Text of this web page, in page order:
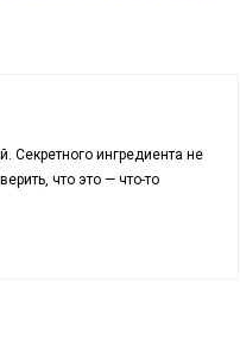
Секретного ингредиента не
что это — что-то